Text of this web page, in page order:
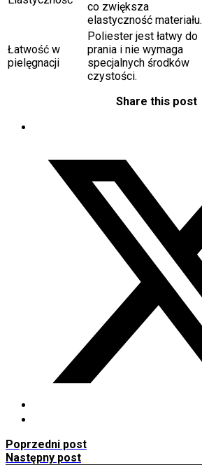
co zwiększa
elastyczność materiału.
Łatwość w
pielęgnacji
Poliester jest łatwy do
prania i nie wymaga
specjalnych środków
czystości.
Share this post
Poprzedni post
Następny post